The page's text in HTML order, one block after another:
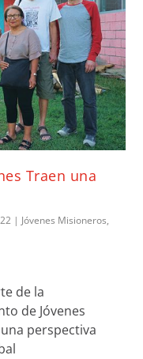
Traen una
| Jóvenes Misioneros,
de la
de Jóvenes
perspectiva